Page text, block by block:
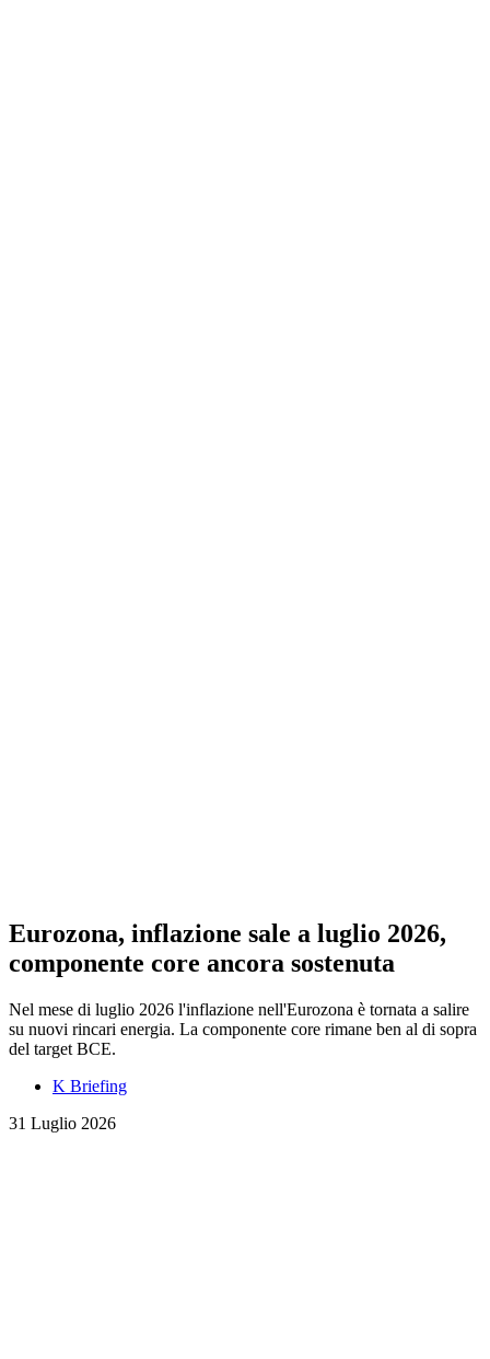
Eurozona, inflazione sale a luglio 2026,
componente core ancora sostenuta
Nel mese di luglio 2026 l'inflazione nell'Eurozona è tornata a salire
su nuovi rincari energia. La componente core rimane ben al di sopra
del target BCE.
K Briefing
31 Luglio 2026